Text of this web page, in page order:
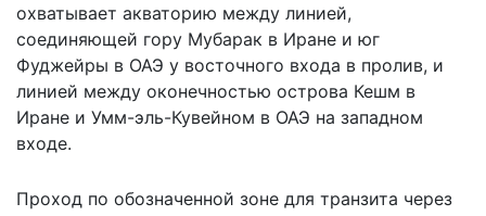
охватывает акваторию между линией,
соединяющей гору Мубарак в Иране и юг
Фуджейры в ОАЭ у восточного входа в пролив, и
линией между оконечностью острова Кешм в
Иране и Умм-эль-Кувейном в ОАЭ на западном
входе.
Проход по обозначенной зоне для транзита через